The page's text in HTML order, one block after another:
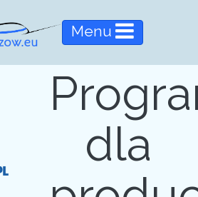
Menu
dla